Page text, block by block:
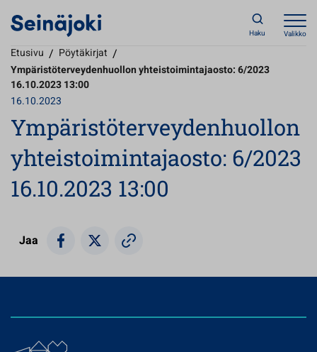
Haku Valikko
Etusivu / Pöytäkirjat /
Ympäristöterveydenhuollon yhteistoimintajaosto: 6/2023
16.10.2023 13:00
16.10.2023
Ympäristöterveydenhuollon
yhteistoimintajaosto: 6/2023
16.10.2023 13:00
Jaa